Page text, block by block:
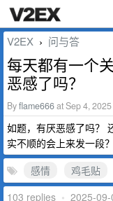
V2EX › 问与答
每天都有一个
恶感了吗？
Byflame666at Sep 4,
如题，有厌恶感了吗？
实不顺的会上来发一段？
感情
鸡毛贴
103 replies • 2025-